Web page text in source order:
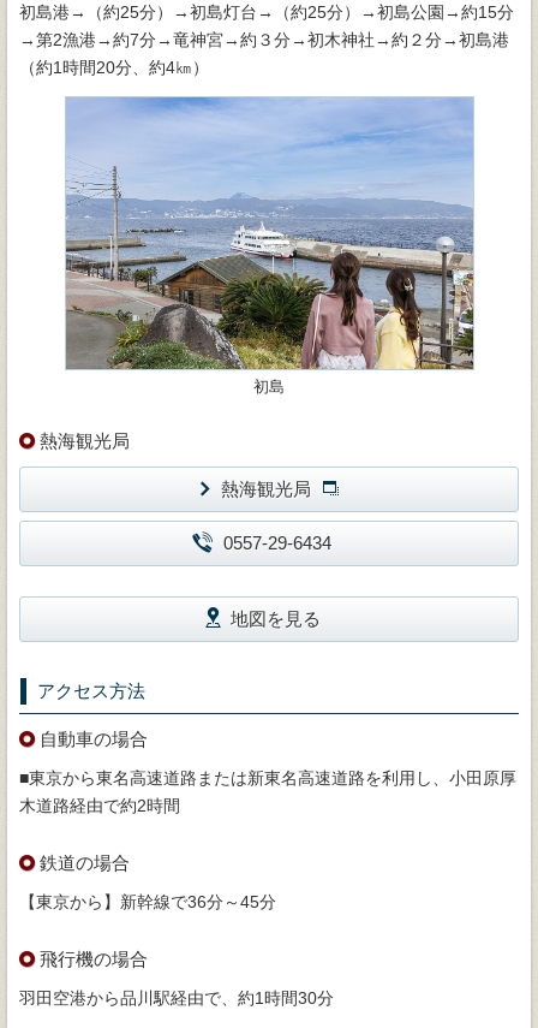
初島港→（約25分）→初島灯台→（約25分）→初島公園→約15分
→第2漁港→約7分→竜神宮→約３分→初木神社→約２分→初島港
（約1時間20分、約4㎞）
初島
熱海観光局
熱海観光局
0557-29-6434
地図を見る
アクセス方法
自動車の場合
■東京から東名高速道路または新東名高速道路を利用し、小田原厚
木道路経由で約2時間
鉄道の場合
【東京から】新幹線で36分～45分
飛行機の場合
羽田空港から品川駅経由で、約1時間30分